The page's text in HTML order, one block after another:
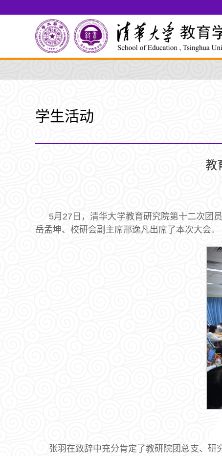
学生活动
教
5月27日，清华大学教育研究院第十二次团
岳孟坤、校研会副主席邢逸凡出席了本次大会。
张羽在致辞中充分肯定了教研院团总支、